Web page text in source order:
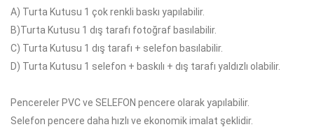
A) Turta Kutusu 1 çokrenkli baskı yapılabilir.
B)Turta Kutusu 1 dış tarafı fotoğraf basılabilir.
C) Turta Kutusu 1 dış tarafı + selefon basılabilir.
D) Turta Kutusu 1 selefon + baskılı + dış tarafı yaldızlı olabilir.
Pencereler PVC ve SELEFON pencere olarak yapılabilir.
Selefon pencere daha hızlı ve ekonomik imalat şeklidir.